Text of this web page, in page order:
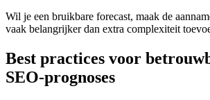
Wil je een bruikbare forecast, maak de
vaak belangrijker dan extra complexiteit
Best practices voor
SEO-prognoses